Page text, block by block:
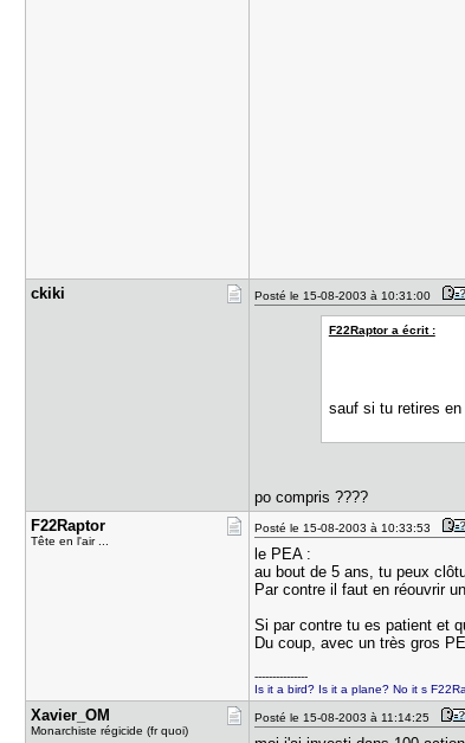
ckiki Posté le 15-08-2003 à 10:31:00
F22Raptor a écrit :
sauf si tu retires
po compris ????
F22Raptor
Tête en l'air ...
Posté le 15-08-2003 à 10:33:53
le PEA :
au bout de 5 ans, tu peux
Par contre il faut en réouvrir
Si par contre tu es patient et
Du coup, avec un très gros
---------------
Is it a bird? Is it a plane? No it s
Xavier_OM
Monarchiste régicide (fr quoi)
Posté le 15-08-2003 à 11:14:25